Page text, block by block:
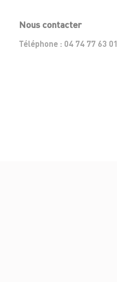
Nous contacter
Téléphone : 04 74 77 63 01